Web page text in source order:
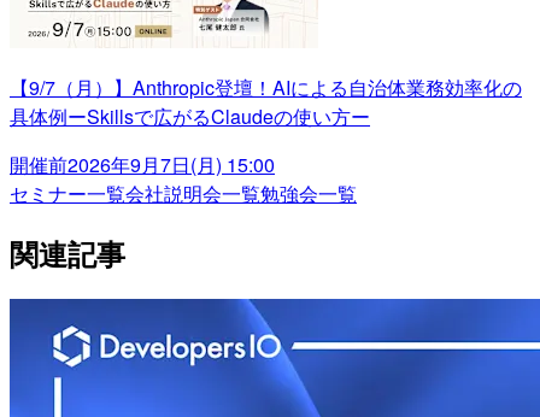
【9/7（月）】Anthropic登壇！AIによる自治体業務効率化の
具体例ーSkillsで広がるClaudeの使い方ー
開催前2026年9月7日(月) 15:00
セミナー一覧会社説明会一覧勉強会一覧
関連記事